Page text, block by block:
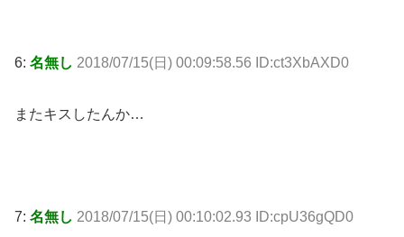
6: 名無し 2018/07/15(日) 00:09:58.56 ID:ct3XbAXD0
またキスしたんか…
7: 名無し 2018/07/15(日) 00:10:02.93 ID:cpU36gQD0